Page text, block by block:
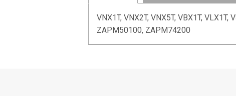
VNX1T, VNX2T, VNX5T, VBX1T, VLX1T,
ZAPM50100, ZAPM74200